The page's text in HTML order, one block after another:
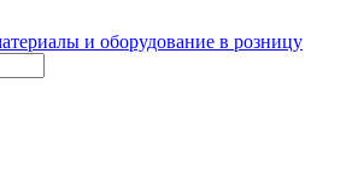
и оборудование в розницу